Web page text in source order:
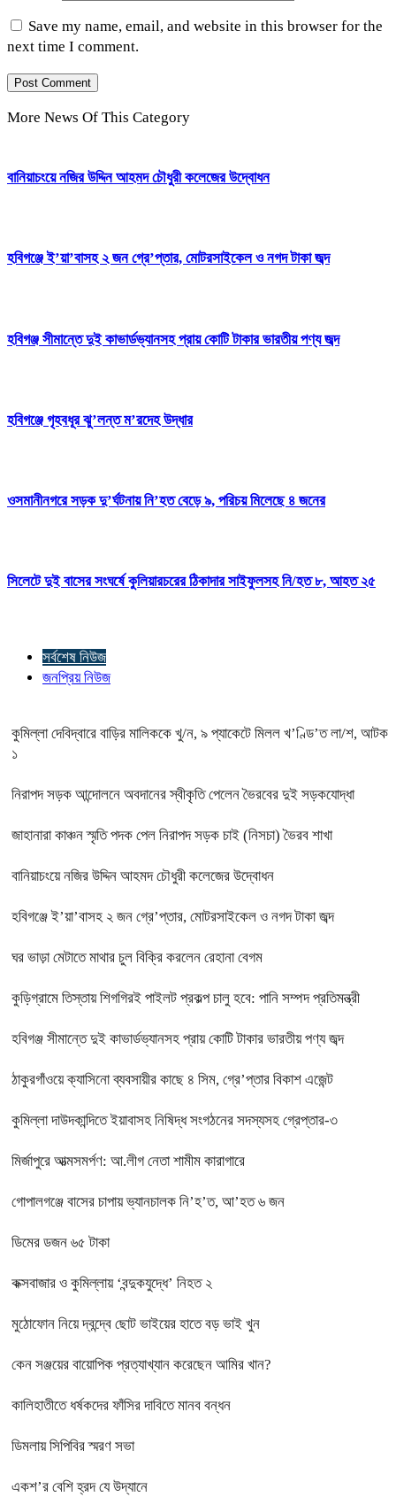
Save my name, email, and website in this browser for the
next time I comment.
More News Of This Category
বানিয়াচংয়ে নজির উদ্দিন আহমদ চৌধুরী কলেজের উদ্বোধন
হবিগঞ্জে ই’য়া’বাসহ ২ জন গ্রে’প্তার, মোটরসাইকেল ও নগদ টাকা জব্দ
হবিগঞ্জ সীমান্তে দুই কাভার্ডভ্যানসহ প্রায় কোটি টাকার ভারতীয় পণ্য জব্দ
হবিগঞ্জে গৃহবধূর ঝু’লন্ত ম’রদেহ উদ্ধার
ওসমানীনগরে সড়ক দু’র্ঘটনায় নি’হত বেড়ে ৯, পরিচয় মিলেছে ৪ জনের
সিলেটে দুই বাসের সংঘর্ষে কুলিয়ারচরের ঠিকাদার সাইফুলসহ নি/হত ৮, আহত ২৫
সর্বশেষ নিউজ
জনপ্রিয় নিউজ
কুমিল্লা দেবিদ্বারে বাড়ির মালিককে খু/ন, ৯ প্যাকেটে মিলল খ’ণ্ডি’ত লা/শ, আটক
১
নিরাপদ সড়ক আন্দোলনে অবদানের স্বীকৃতি পেলেন ভৈরবের দুই সড়কযোদ্ধা
জাহানারা কাঞ্চন স্মৃতি পদক পেল নিরাপদ সড়ক চাই (নিসচা) ভৈরব শাখা
বানিয়াচংয়ে নজির উদ্দিন আহমদ চৌধুরী কলেজের উদ্বোধন
হবিগঞ্জে ই’য়া’বাসহ ২ জন গ্রে’প্তার, মোটরসাইকেল ও নগদ টাকা জব্দ
ঘর ভাড়া মেটাতে মাথার চুল বিক্রি করলেন রেহানা বেগম
কুড়িগ্রামে তিস্তায় শিগগিরই পাইলট প্রকল্প চালু হবে: পানি সম্পদ প্রতিমন্ত্রী
হবিগঞ্জ সীমান্তে দুই কাভার্ডভ্যানসহ প্রায় কোটি টাকার ভারতীয় পণ্য জব্দ
ঠাকুরগাঁওয়ে ক্যাসিনো ব্যবসায়ীর কাছে ৪ সিম, গ্রে’প্তার বিকাশ এজেন্ট
কুমিল্লা দাউদকান্দিতে ইয়াবাসহ নিষিদ্ধ সংগঠনের সদস্যসহ গ্রেপ্তার-৩
মির্জাপুরে আত্মসমর্পণ: আ.লীগ নেতা শামীম কারাগারে
গোপালগঞ্জে বাসের চাপায় ভ্যানচালক নি’হ’ত, আ’হত ৬ জন
ডিমের ডজন ৬৫ টাকা
কক্সবাজার ও কুমিল্লায় ‘বন্দুকযুদ্ধে’ নিহত ২
মুঠোফোন নিয়ে দ্বন্দ্বে ছোট ভাইয়ের হাতে বড় ভাই খুন
কেন সঞ্জয়ের বায়োপিক প্রত্যাখ্যান করেছেন আমির খান?
কালিহাতীতে ধর্ষকদের ফাঁসির দাবিতে মানব বন্ধন
ডিমলায় সিপিবির স্মরণ সভা
একশ’র বেশি হ্রদ যে উদ্যানে